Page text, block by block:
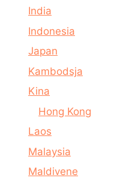
India
Indonesia
Japan
Kambodsja
Kina
Hong Kong
Laos
Malaysia
Maldivene